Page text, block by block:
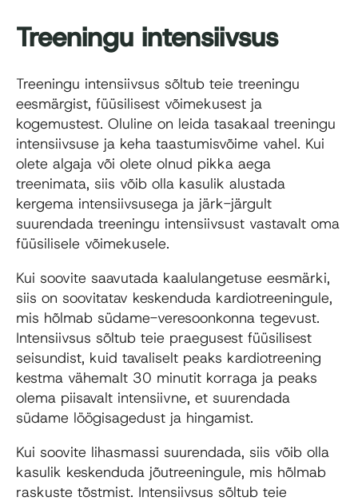
Treeningu intensiivsus
Treeningu intensiivsus sõltub teie treeningu
eesmärgist, füüsilisest võimekusest ja
kogemustest. Oluline on leida tasakaal treeningu
intensiivsuse ja keha taastumisvõime vahel. Kui
olete algaja või olete olnud pikka aega
treenimata, siis võib olla kasulik alustada
kergema intensiivsusega ja järk-järgult
suurendada treeningu intensiivsust vastavalt oma
füüsilisele võimekusele.
Kui soovite saavutada kaalulangetuse eesmärki,
siis on soovitatav keskenduda kardiotreeningule,
mis hõlmab südame-veresoonkonna tegevust.
Intensiivsus sõltub teie praegusest füüsilisest
seisundist, kuid tavaliselt peaks kardiotreening
kestma vähemalt 30 minutit korraga ja peaks
olema piisavalt intensiivne, et suurendada
südame löögisagedust ja hingamist.
Kui soovite lihasmassi suurendada, siis võib olla
kasulik keskenduda jõutreeningule, mis hõlmab
raskuste tõstmist. Intensiivsus sõltub teie